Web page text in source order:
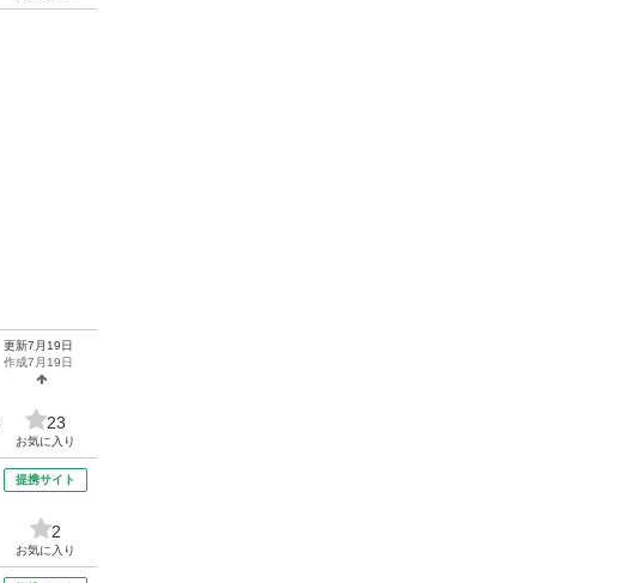
更新7月19日
作成7月19日
23
お気に入り
提携サイト
2
お気に入り